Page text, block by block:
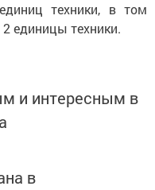
техники, в том
единицы техники.
и интересным в
в